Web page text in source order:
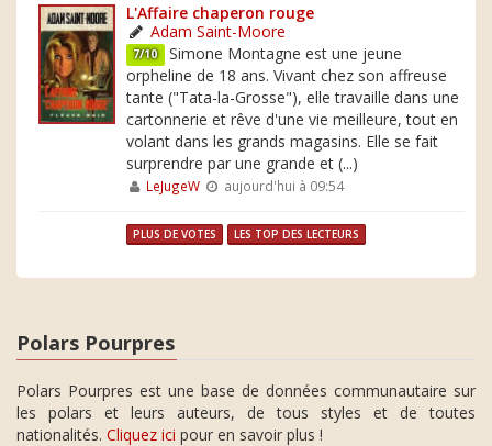
L'Affaire chaperon rouge
Adam Saint-Moore
7/10 Simone Montagne est une jeune
orpheline de 18 ans. Vivant chez son affreuse
tante ("Tata-la-Grosse"), elle travaille dans une
cartonnerie et rêve d'une vie meilleure, tout en
volant dans les grands magasins. Elle se fait
surprendre par une grande et (...)
LeJugeW aujourd'hui à 09:54
PLUS DE VOTES LES TOP DES LECTEURS
Polars Pourpres
Polars Pourpres est une base de données communautaire sur
les polars et leurs auteurs, de tous styles et de toutes
nationalités. Cliquez ici pour en savoir plus !